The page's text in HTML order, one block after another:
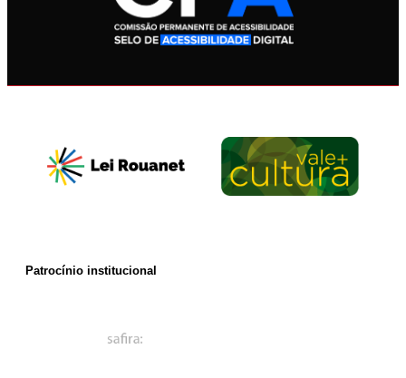
Patrocínio institucional